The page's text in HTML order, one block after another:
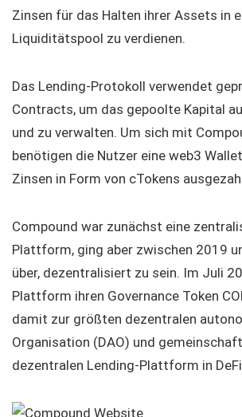
Zinsen für das Halten ihrer Assets in
Liquiditätspool zu verdienen.
Das Lending-Protokoll verwendet
Contracts, um das gepoolte Kapital
und zu verwalten. Um sich mit
benötigen die Nutzer eine web3
Zinsen in Form von cTokens
Compound war zunächst eine
Plattform, ging aber zwischen 2019
über, dezentralisiert zu sein. Im Juli
Plattform ihren Governance Token
damit zur größten dezentralen
Organisation (DAO) und
dezentralen Lending-Plattform in